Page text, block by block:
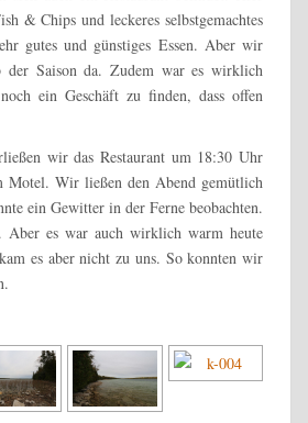
& Chips und leckeres selbstgemachtes
gutes und günstiges Essen. Aber wir
der Saison da. Zudem war es wirklich
ein Geschäft zu finden, dass offen
wir das Restaurant um 18:30 Uhr
Motel. Wir ließen den Abend gemütlich
ein Gewitter in der Ferne beobachten.
Aber es war auch wirklich warm heute
es aber nicht zu uns. So konnten wir